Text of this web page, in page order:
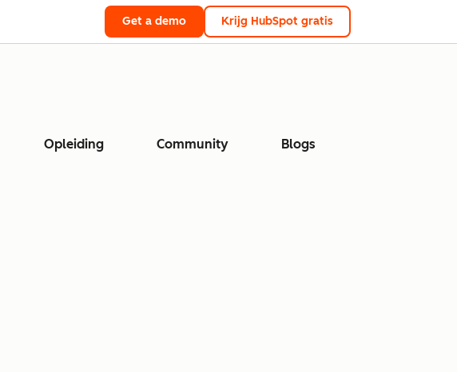
Get a demo Krijg HubSpot gratis
Opleiding Community Blogs